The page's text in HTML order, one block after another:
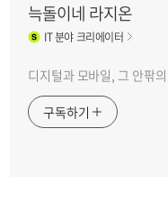
늑돌이네 라지온
IT분야 크리에이터
디지털과 모바일, 그 안팎
구독하기